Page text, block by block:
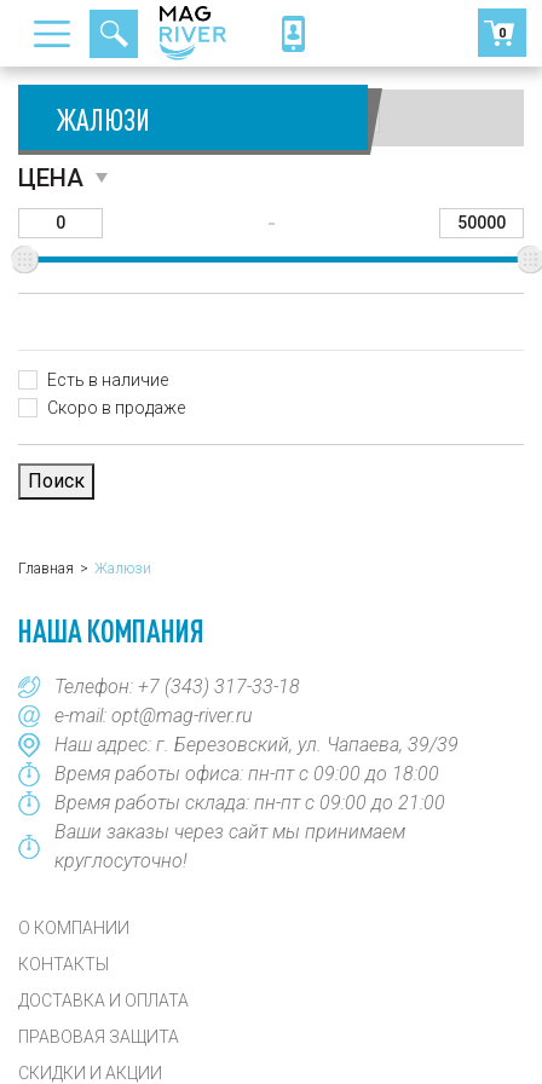
0
ЖАЛЮЗИ
ЦЕНА
-
Есть в наличие
Скоро в продаже
Поиск
Главная Жалюзи
НАША КОМПАНИЯ
Телефон: +7 (343) 317-33-18
e-mail: opt@mag-river.ru
Наш адрес: г. Березовский, ул. Чапаева, 39/39
Время работы офиса: пн-пт с 09:00 до 18:00
Время работы склада: пн-пт с 09:00 до 21:00
Ваши заказы через сайт мы принимаем
круглосуточно!
О КОМПАНИИ
КОНТАКТЫ
ДОСТАВКА И ОПЛАТА
ПРАВОВАЯ ЗАЩИТА
СКИДКИ И АКЦИИ